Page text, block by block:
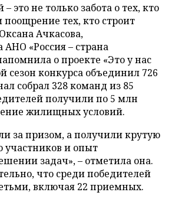
это не только забота о тех, кто
поощрение тех, кто строит
Ачкасова,
АНО «Россия – страна
о проекте «Это у нас
сезон конкурса объединил 726
собрал 328 команд из 85
получили по 5 млн
жилищных условий.
за призом, а получили крутую
и опыт
задач», – отметила она.
что среди победителей
включая 22 приемных.